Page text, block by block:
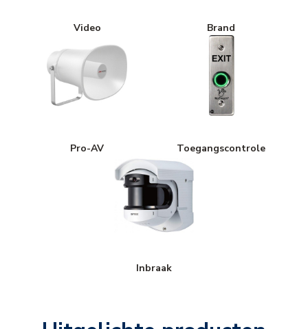
Video Brand
Pro-AV Toegangscontrole
Inbraak